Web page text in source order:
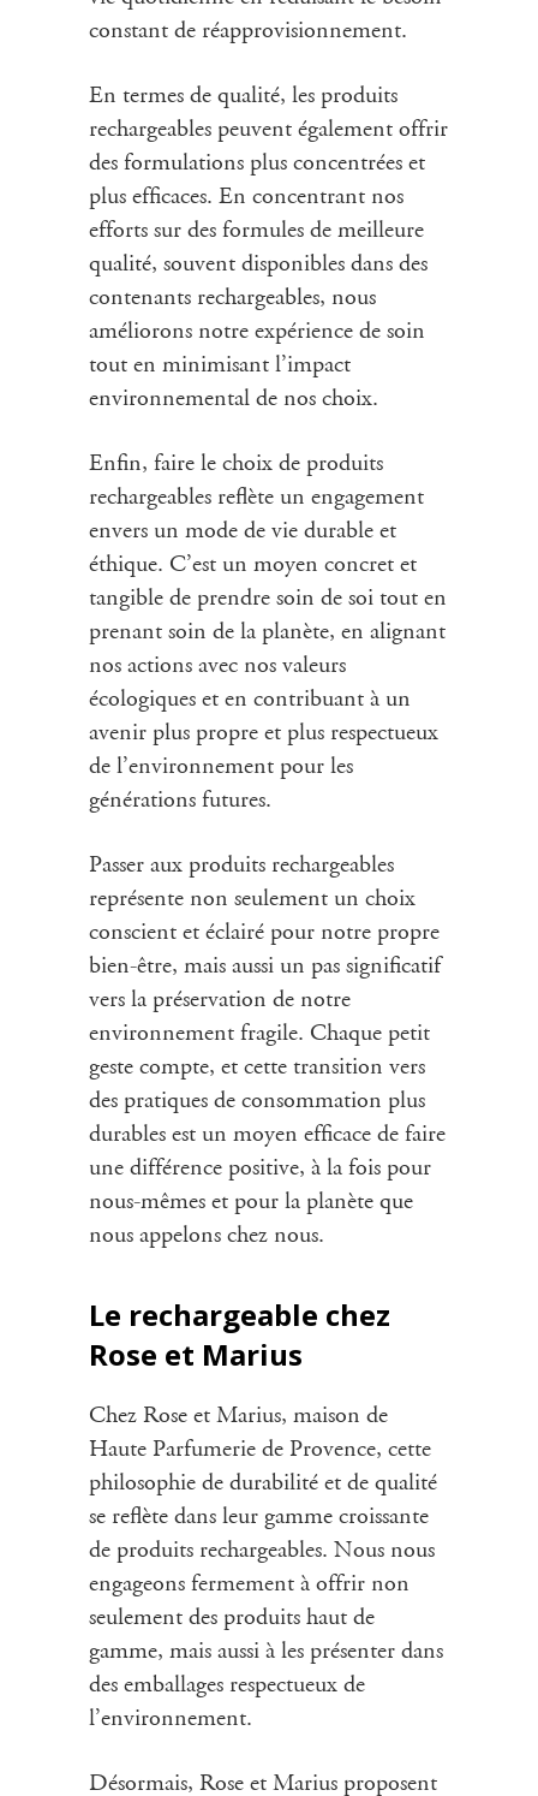
constant de réapprovisionnement.
En termes de qualité, les produits
rechargeables peuvent également offrir
des formulations plus concentrées et
plus efficaces. En concentrant nos
efforts sur des formules de meilleure
qualité, souvent disponibles dans des
contenants rechargeables, nous
améliorons notre expérience de soin
tout en minimisant l’impact
environnemental de nos choix.
Enfin, faire le choix de produits
rechargeables reflète un engagement
envers un mode de vie durable et
éthique. C’est un moyen concret et
tangible de prendre soin de soi tout en
prenant soin de la planète, en alignant
nos actions avec nos valeurs
écologiques et en contribuant à un
avenir plus propre et plus respectueux
de l’environnement pour les
générations futures.
Passer aux produits rechargeables
représente non seulement un choix
conscient et éclairé pour notre propre
bien-être, mais aussi un pas significatif
vers la préservation de notre
environnement fragile. Chaque petit
geste compte, et cette transition vers
des pratiques de consommation plus
durables est un moyen efficace de faire
une différence positive, à la fois pour
nous-mêmes et pour la planète que
nous appelons chez nous.
Le rechargeable chez
Rose et Marius
Chez Rose et Marius, maison de
Haute Parfumerie de Provence, cette
philosophie de durabilité et de qualité
se reflète dans leur gamme croissante
de produits rechargeables. Nous nous
engageons fermement à offrir non
seulement des produits haut de
gamme, mais aussi à les présenter dans
des emballages respectueux de
l’environnement.
Désormais, Rose et Marius proposent